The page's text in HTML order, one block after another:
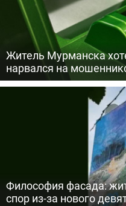
Житель Мурманска
нарвался на
Философия фасада:
спор из-за нового